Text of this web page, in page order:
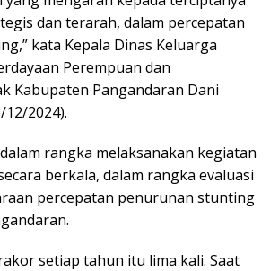
dan terarah, dalam percepatan
kata Kepala Dinas Keluarga
Perempuan dan
Kabupaten Pangandaran Dani
12/2024).
rangka melaksanakan kegiatan
berkala, dalam rangka evaluasi
percepatan penurunan stunting
setiap tahun itu lima kali. Saat